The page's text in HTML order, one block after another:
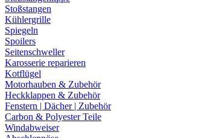
Stoßstangen
Kühlergrille
Spiegeln
Spoilers
Seitenschweller
Karosserie reparieren
Kotflügel
Motorhauben & Zubehör
Heckklappen & Zubehör
Fenstern | Dächer | Zubehör
Carbon & Polyester Teile
Windabweiser